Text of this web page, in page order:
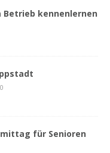
kennenlernen
0
für Senioren